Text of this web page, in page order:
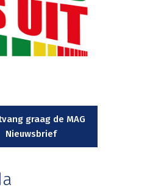
graag de MAG
Nieuwsbrief